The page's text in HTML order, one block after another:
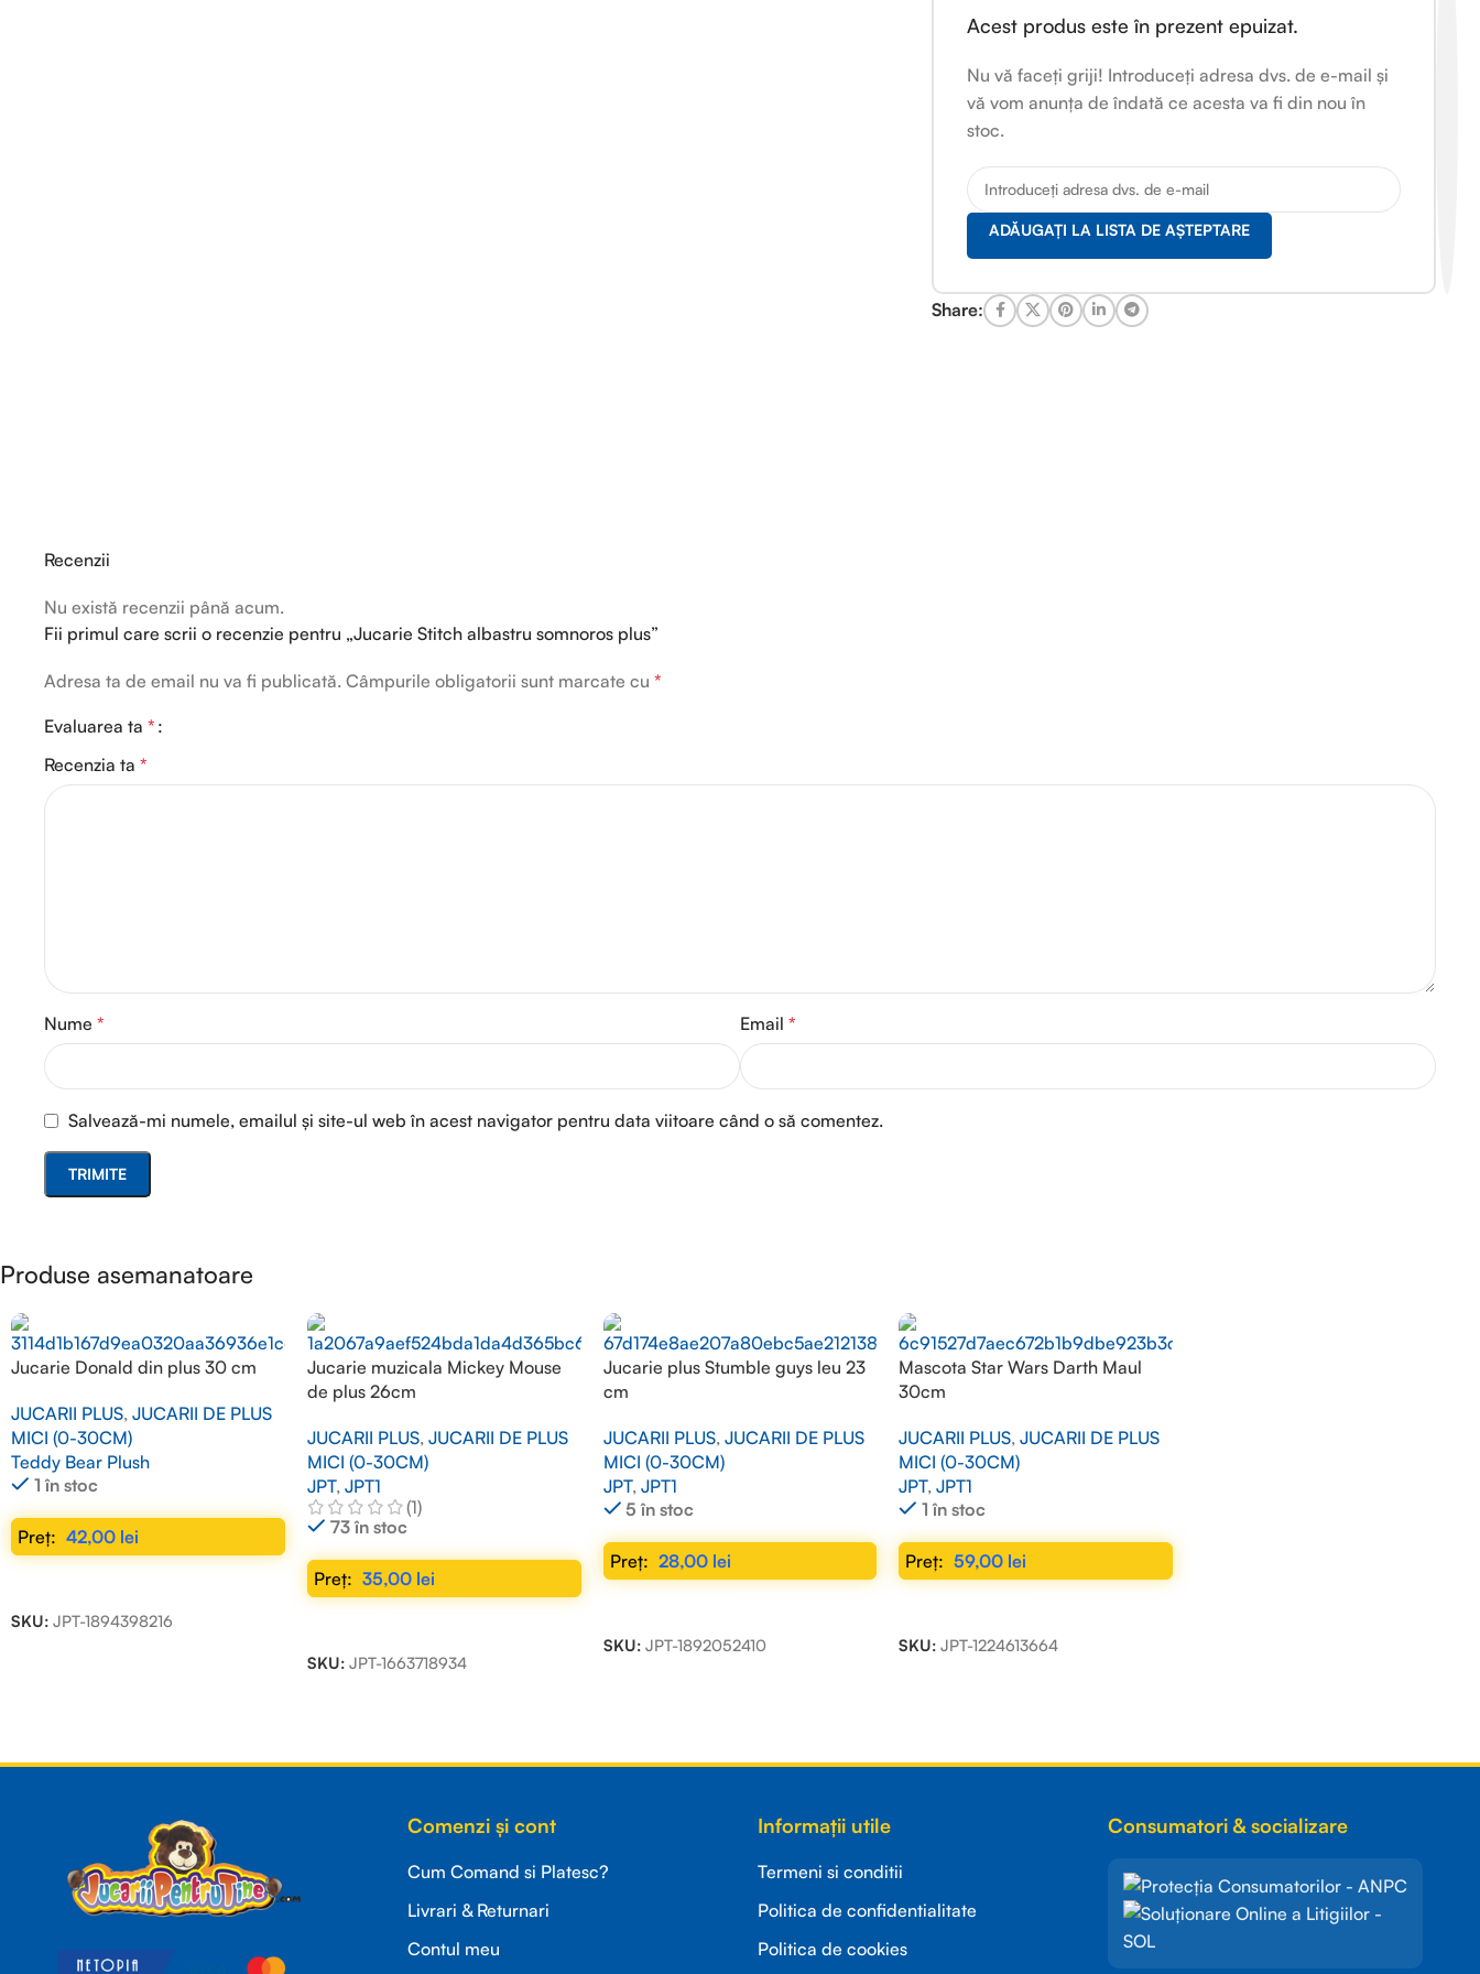
Acest produs este în prezent epuizat.
Nu vă faceți griji! Introduceți adresa dvs. de e-mail și
vă vom anunța de îndată ce acesta va fi din nou în
stoc.
ADĂUGAȚI LA LISTA DE AȘTEPTARE
Share:
Recenzii
Nu există recenzii până acum.
Fii primul care scrii o recenzie pentru „Jucarie Stitch albastru somnoros plus”
Adresa ta de email nu va fi publicată. Câmpurile obligatorii sunt marcate cu *
Evaluarea ta *
Recenzia ta *
Nume * Email *
Salvează-mi numele, emailul și site-ul web în acest navigator pentru data viitoare când o să comentez.
Produse asemanatoare
Jucarie Donald din plus 30 cm
JUCARII PLUS, JUCARII DE PLUS
MICI (0-30CM)
Teddy Bear Plush
1 în stoc
42,00 lei
SKU: JPT-1894398216
Jucarie muzicala Mickey Mouse
de plus 26cm
JUCARII PLUS, JUCARII DE PLUS
MICI (0-30CM)
JPT, JPT1
(1)
73 în stoc
35,00 lei
SKU: JPT-1663718934
Jucarie plus Stumble guys leu 23
cm
JUCARII PLUS, JUCARII DE PLUS
MICI (0-30CM)
JPT, JPT1
5 în stoc
28,00 lei
SKU: JPT-1892052410
Mascota Star Wars Darth Maul
30cm
JUCARII PLUS, JUCARII DE PLUS
MICI (0-30CM)
JPT, JPT1
1 în stoc
59,00 lei
SKU:JPT-1224613664
Comenzi și cont
Cum Comand si Platesc?
Livrari & Returnari
Contul meu
Informații utile
Termeni si conditii
Politica de confidentialitate
Politica de cookies
Consumatori & socializare